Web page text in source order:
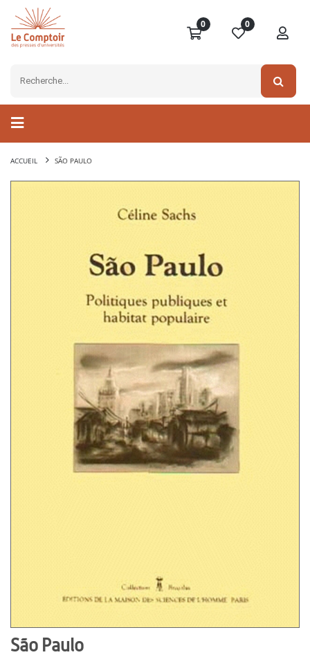
0 0
ACCUEIL SÃO PAULO
São Paulo